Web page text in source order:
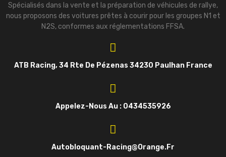
Spécialisés dans la vente et la préparation de véhicules de rallye,
nous proposons des voitures prêtes à courir pour les groupes N1 et
N2S, conformes aux réglementations FFSA.
ATB Racing, 34 Rte De Pézenas 34230 Paulhan France
Appelez-Nous Au : 0434535926
Autobloquant-Racing@orange.fr